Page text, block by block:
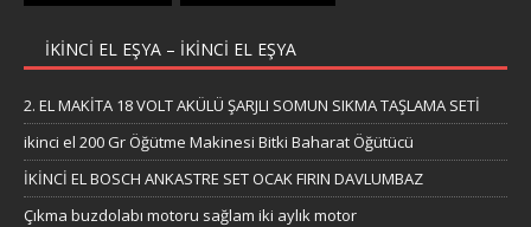
IKINCI EL EŞYA – IKINCI EL EŞYA
2. EL MAKİTA 18 VOLT AKÜLÜ ŞARJLI SOMUN SIKMA TAŞLAMA SETİ
ikinci el 200 Gr Öğütme Makinesi Bitki Baharat Öğütücü
İKİNCİ EL BOSCH ANKASTRE SET OCAK FIRIN DAVLUMBAZ
Çıkma buzdolabı motoru sağlam iki aylık motor